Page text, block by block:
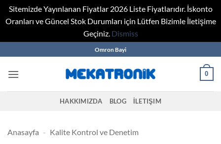
Sitemizde Yayınlanan Fiyatlar 2026 Liste Fiyatlarıdır. İskonto
Oranları ve Güncel Stok Durumları için Lütfen Bizimle İletişime
Geçiniz. Dismiss
to
content
Omron Bayi
0
HAKKIMIZDA BLOG İLETIŞIM
Anasayfa - Kalite Kontrol ve Denetim